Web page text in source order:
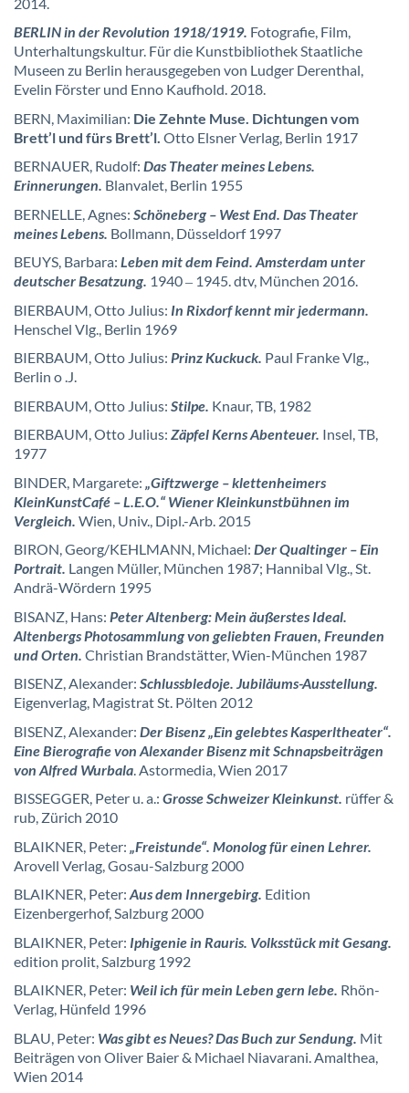
BERLIN in der Revolution 1918/1919. Fotografie, Film,
Unterhaltungskultur. Für die Kunstbibliothek Staatliche
Museen zu Berlin herausgegeben von Ludger Derenthal,
Evelin Förster und Enno Kaufhold. 2018.
BERN, Maximilian: Die Zehnte Muse. Dichtungen vom
Brett’l und fürs Brett’l. Otto Elsner Verlag, Berlin 1917
BERNAUER, Rudolf: Das Theater meines Lebens.
Erinnerungen. Blanvalet, Berlin 1955
BERNELLE, Agnes: Schöneberg – West End. Das Theater
meines Lebens. Bollmann, Düsseldorf 1997
BEUYS, Barbara: Leben mit dem Feind. Amsterdam unter
deutscher Besatzung. 1940– 1945. dtv, München 2016.
BIERBAUM, Otto Julius: In Rixdorf kennt mir jedermann.
Henschel Vlg., Berlin 1969
BIERBAUM, Otto Julius: Prinz Kuckuck. Paul Franke Vlg.,
Berlin o .J.
BIERBAUM, Otto Julius: Stilpe. Knaur, TB, 1982
BIERBAUM, Otto Julius: Zäpfel Kerns Abenteuer. Insel, TB,
1977
BINDER, Margarete: „Giftzwerge – klettenheimers
KleinKunstCafé – L.E.O.“ Wiener Kleinkunstbühnen im
Vergleich. Wien, Univ., Dipl.-Arb. 2015
BIRON, Georg/KEHLMANN, Michael: Der Qualtinger – Ein
Portrait. Langen Müller, München 1987; Hannibal Vlg., St.
Andrä-Wördern 1995
BISANZ, Hans: Peter Altenberg: Mein äußerstes Ideal.
Altenbergs Photosammlung von geliebten Frauen, Freunden
und Orten. Christian Brandstätter, Wien-München 1987
BISENZ, Alexander: Schlussbledoje. Jubiläums-Ausstellung.
Eigenverlag, Magistrat St. Pölten 2012
BISENZ, Alexander: Der Bisenz „Ein gelebtes Kasperltheater“.
Eine Bierografie von Alexander Bisenz mit Schnapsbeiträgen
von Alfred Wurbala. Astormedia, Wien 2017
BISSEGGER, Peter u. a.: Grosse Schweizer Kleinkunst. rüffer &
rub, Zürich 2010
BLAIKNER, Peter: „Freistunde“. Monolog für einen Lehrer.
Arovell Verlag, Gosau-Salzburg 2000
BLAIKNER, Peter:Aus dem Innergebirg. Edition
Eizenbergerhof, Salzburg 2000
BLAIKNER, Peter: Iphigenie in Rauris. Volksstück mit Gesang.
edition prolit, Salzburg 1992
BLAIKNER, Peter: Weil ich für mein Leben gern lebe. Rhön-
Verlag, Hünfeld 1996
BLAU, Peter: Was gibt es Neues? Das Buch zur Sendung. Mit
Beiträgen von Oliver Baier & Michael Niavarani. Amalthea,
Wien 2014